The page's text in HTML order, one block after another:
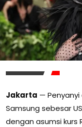
Jakarta — Penyanyi
Samsung sebesar
dengan asumsi kurs